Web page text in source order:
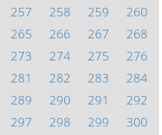
257 258 259
260
265 266 267
268
273 274 275
276
281 282 283
284
289 290 291
292
297 298 299
300